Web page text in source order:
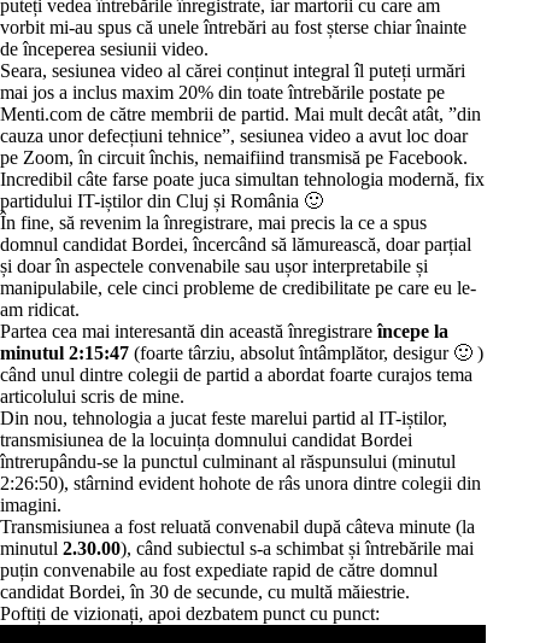
puteți vedea întrebările înregistrate, iar martorii cu care am
vorbit mi-au spus că unele întrebări au fost șterse chiar înainte
de începerea sesiunii video.
Seara, sesiunea video al cărei conținut integral îl puteți urmări
mai jos a inclus maxim 20% din toate întrebările postate pe
Menti.com de către membrii de partid. Mai mult decât atât, ”din
cauza unor defecțiuni tehnice”, sesiunea video a avut loc doar
pe Zoom, în circuit închis, nemaifiind transmisă pe Facebook.
Incredibil câte farse poate juca simultan tehnologia modernă, fix
partidului IT-iștilor din Cluj și România 🙂
În fine, să revenim la înregistrare, mai precis la ce a spus
domnul candidat Bordei, încercând să lămurească, doar parțial
și doar în aspectele convenabile sau ușor interpretabile și
manipulabile, cele cinci probleme de credibilitate pe care eu le-
am ridicat.
Partea cea mai interesantă din această înregistrareîncepe la
minutul 2:15:47 (foarte târziu, absolut întâmplător, desigur 🙂 )
când unul dintre colegii de partid a abordat foarte curajos tema
articolului scris de mine.
Din nou, tehnologia a jucat feste marelui partid al IT-iștilor,
transmisiunea de la locuința domnului candidat Bordei
întrerupându-se la punctul culminant al răspunsului (minutul
2:26:50), stârnind evident hohote de râs unora dintre colegii din
imagini.
Transmisiunea a fost reluată convenabil după câteva minute (la
minutul 2.30.00), când subiectul s-a schimbat și întrebările mai
puțin convenabile au fost expediate rapid de către domnul
candidat Bordei, în 30 de secunde, cu multă măiestrie.
Poftiți de vizionați, apoi dezbatem punct cu punct: